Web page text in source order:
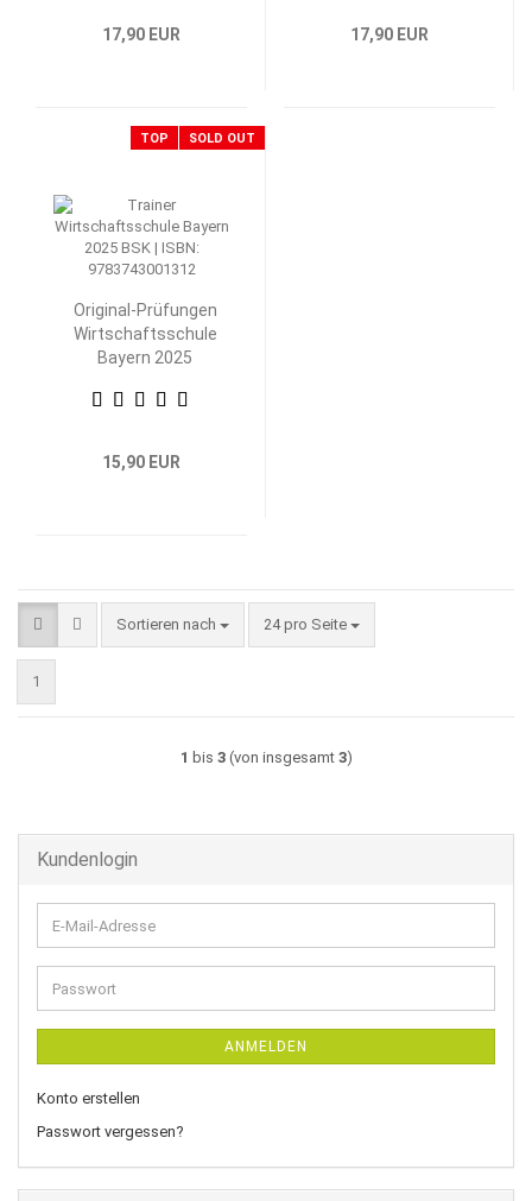
17,90 EUR 17,90 EUR
TOP SOLD OUT
Original-Prüfungen
Wirtschaftsschule
Bayern 2025
Steuerung und
15,90 EUR
Sortieren nach
Sortieren nach 24 pro Seite
pro Seite
1
1 bis 3(von insgesamt 3)
Kundenlogin
E-
Mail-
Adresse
Passwort
ANMELDEN
Konto erstellen
Passwort vergessen?